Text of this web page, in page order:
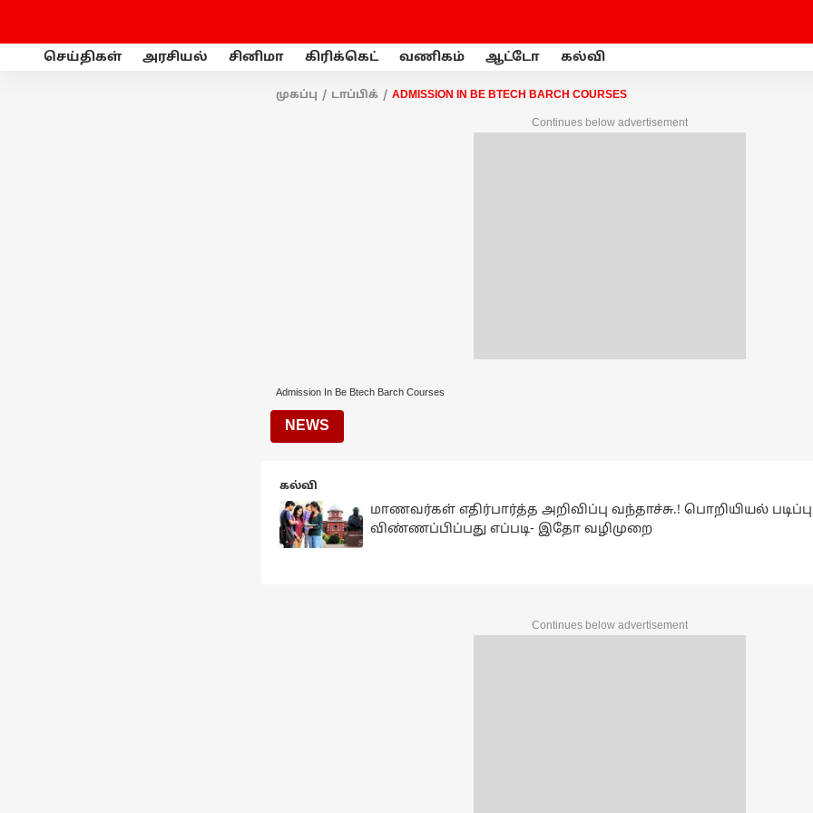
செய்திகள் அரசியல் சினிமா கிரிக்கெட் வணிகம் ஆட்டோ கல்வி
முகப்பு டாப்பிக் ADMISSION IN BE BTECH BARCH COURSES
Continues below advertisement
Admission In Be Btech Barch Courses
NEWS
கல்வி
மாணவர்கள் எதிர்பார்த்த அறிவிப்பு வந்தாச்சு.! பொறியியல்
விண்ணப்பிப்பது எப்படி- இதோ வழிமுறை
Continues below advertisement